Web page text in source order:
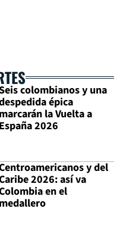
colombianos y una
épica
marcarán la Vuelta a
España 2026
y del
2026: así va
en el
medallero